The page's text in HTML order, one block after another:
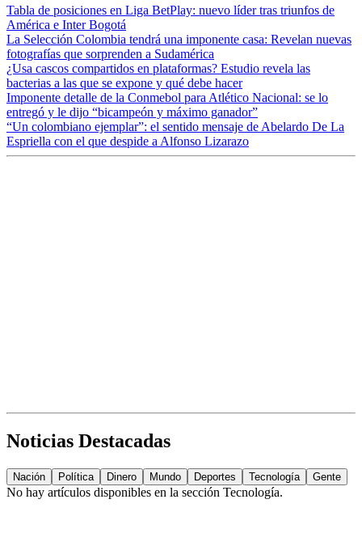
Tabla de posiciones en Liga BetPlay: nuevo líder tras triunfos de
América e Inter Bogotá
La Selección Colombia tendrá una imponente casa: Revelan nuevas
fotografías que sorprenden a Sudamérica
¿Usa cascos compartidos en plataformas? Estudio revela las
bacterias a las que se expone y qué debe hacer
Imponente detalle de la Conmebol para Atlético Nacional: se lo
entregó y le dijo “bicampeón y máximo ganador”
“Un colombiano ejemplar”: el sentido mensaje de Abelardo De La
Espriella con el que despide a Alfonso Lizarazo
Noticias Destacadas
Nación Política Dinero Mundo Deportes Tecnología Gente
No hay artículos disponibles en la sección Tecnología.